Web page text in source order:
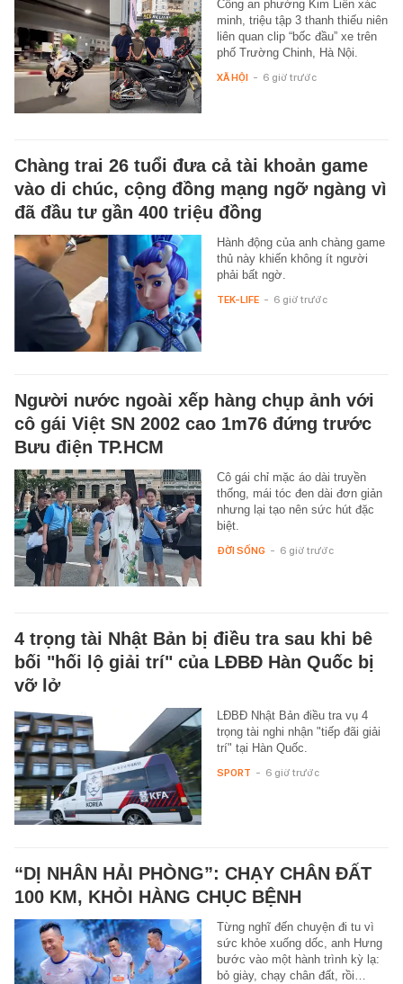
Công an phường Kim Liên xác
minh, triệu tập 3 thanh thiếu niên
liên quan clip “bốc đầu” xe trên
phố Trường Chinh, Hà Nội.
XÃ HỘI - 6 giờ trước
Chàng trai 26 tuổi đưa cả tài khoản game
vào di chúc, cộng đồng mạng ngỡ ngàng vì
đã đầu tư gần 400 triệu đồng
Hành động của anh chàng game
thủ này khiến không ít người
phải bất ngờ.
TEK-LIFE - 6 giờ trước
Người nước ngoài xếp hàng chụp ảnh với
cô gái Việt SN 2002 cao 1m76 đứng trước
Bưu điện TP.HCM
Cô gái chỉ mặc áo dài truyền
thống, mái tóc đen dài đơn giản
nhưng lại tạo nên sức hút đặc
biệt.
ĐỜI SỐNG - 6 giờ trước
4 trọng tài Nhật Bản bị điều tra sau khi bê
bối "hối lộ giải trí" của LĐBĐ Hàn Quốc bị
vỡ lở
LĐBĐ Nhật Bản điều tra vụ 4
trọng tài nghi nhận "tiếp đãi giải
trí" tại Hàn Quốc.
SPORT - 6 giờ trước
“DỊ NHÂN HẢI PHÒNG”: CHẠY CHÂN ĐẤT
100 KM, KHỎI HÀNG CHỤC BỆNH
Từng nghĩ đến chuyện đi tu vì
sức khỏe xuống dốc, anh Hưng
bước vào một hành trình kỳ lạ:
bỏ giày, chạy chân đất, rồi…